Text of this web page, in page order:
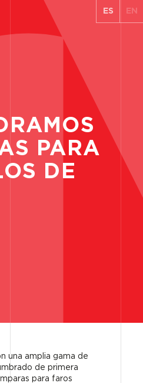
ES EN
PARA
DE
una amplia gama de
de primera
para faros